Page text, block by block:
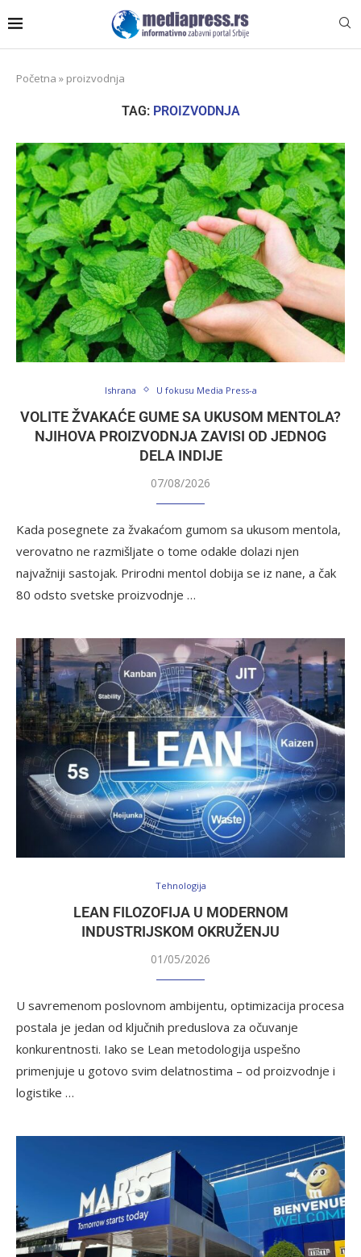
Početna » proizvodnja
TAG: PROIZVODNJA
Ishrana U fokusu Media Press-a
VOLITE ŽVAKAĆE GUME SA UKUSOM MENTOLA?
NJIHOVA PROIZVODNJA ZAVISI OD JEDNOG
DELA INDIJE
07/08/2026
Kada posegnete za žvakaćom gumom sa ukusom mentola,
verovatno ne razmišljate o tome odakle dolazi njen
najvažniji sastojak. Prirodni mentol dobija se iz nane, a čak
80 odsto svetske proizvodnje …
Tehnologija
LEAN FILOZOFIJA U MODERNOM
INDUSTRIJSKOM OKRUŽENJU
01/05/2026
U savremenom poslovnom ambijentu, optimizacija procesa
postala je jedan od ključnih preduslova za očuvanje
konkurentnosti. Iako se Lean metodologija uspešno
primenjuje u gotovo svim delatnostima – od proizvodnje i
logistike …